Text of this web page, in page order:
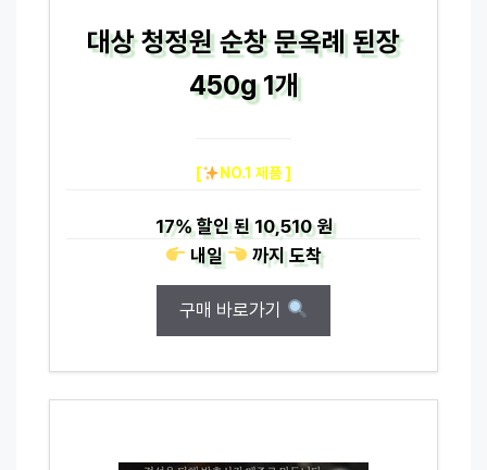
대상 청정원 순창 문옥례 된장
450g 1개
[ NO.1 제품 ]
17%할인 된10,510 원
내일
까지도착
구매 바로가기